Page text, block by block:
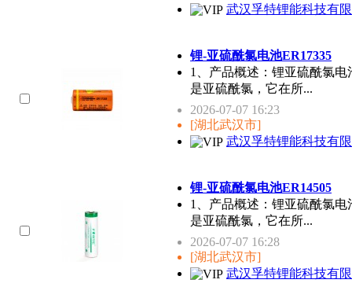
武汉孚特锂能科技有
锂-亚硫酰氯电池ER17335
1、产品概述：锂亚硫酰氯
是亚硫酰氯，它在所...
2026-07-07 16:23
[湖北武汉市]
武汉孚特锂能科技有
锂-亚硫酰氯电池ER14505
1、产品概述：锂亚硫酰氯
是亚硫酰氯，它在所...
2026-07-07 16:28
[湖北武汉市]
武汉孚特锂能科技有